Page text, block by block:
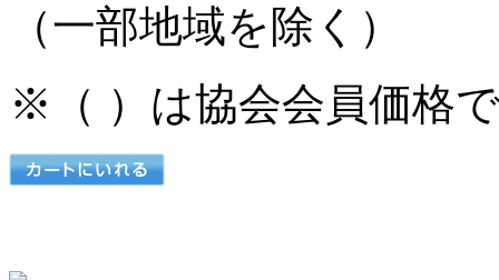
（一部地域を除く）
※（ ）は協会会員価格